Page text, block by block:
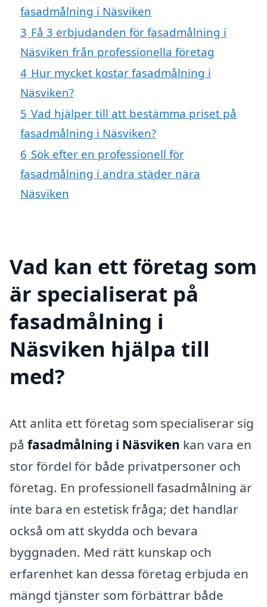
fasadmålning i Näsviken
3 Få 3 erbjudanden för fasadmålning i
Näsviken från professionella företag
4 Hur mycket kostar fasadmålning i
Näsviken?
5 Vad hjälper till att bestämma priset på
fasadmålning i Näsviken?
6 Sök efter en professionell för
fasadmålning i andra städer nära
Näsviken
Vad kan ett företag som
är specialiserat på
fasadmålning i
Näsviken hjälpa till
med?
Att anlita ett företag som specialiserar sig
på fasadmålning i Näsviken kan vara en
stor fördel för både privatpersoner och
företag. En professionell fasadmålning är
inte bara en estetisk fråga; det handlar
också om att skydda och bevara
byggnaden. Med rätt kunskap och
erfarenhet kan dessa företag erbjuda en
mängd tjänster som förbättrar både